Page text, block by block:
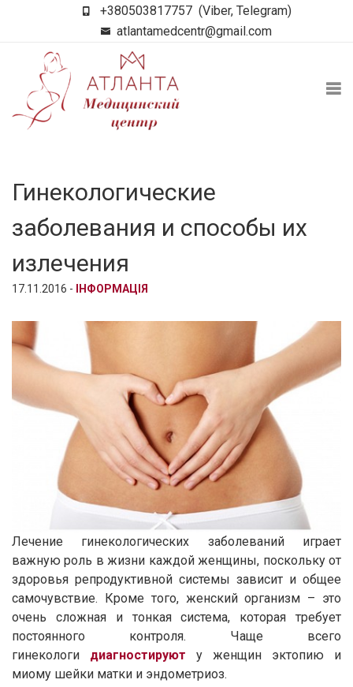
+380503817757 (Viber, Telegram)
atlantamedcentr@gmail.com
Гинекологические
заболевания и способы их
излечения
17.11.2016 - ІНФОРМАЦІЯ
Лечение гинекологических заболеваний играет
важную роль в жизни каждой женщины, поскольку от
здоровья репродуктивной системы зависит и общее
самочувствие. Кроме того, женский организм – это
очень сложная и тонкая система, которая требует
постоянного контроля. Чаще всего
гинекологи диагностируют у женщин эктопию и
миому шейки матки и эндометриоз.